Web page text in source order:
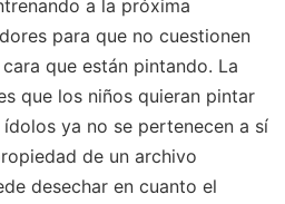
a la próxima
para que no cuestionen
que están pintando. La
que los niños quieran pintar
ya no se pertenecen a sí
de un archivo
desechar en cuanto el